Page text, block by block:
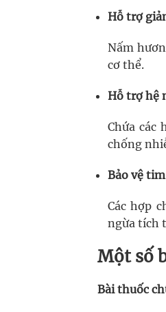
Hỗ trợ
Nấm
cơ thể.
Hỗ trợ hệ
Chứa các
chống
Bảo vệ
Các hợp
ngừa tích
Một số
Bài thuốc